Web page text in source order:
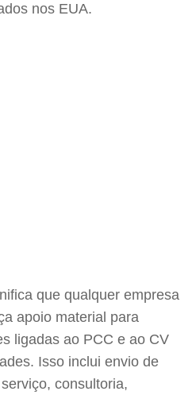
nos EUA.
que qualquer empresa
apoio material para
ligadas ao PCC e ao CV
Isso inclui envio de
consultoria,